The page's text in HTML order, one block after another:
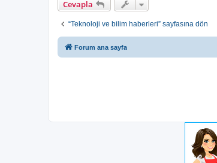
Cevapla
“Teknoloji ve bilim haberleri” sayfasına dön
Forum ana sayfa